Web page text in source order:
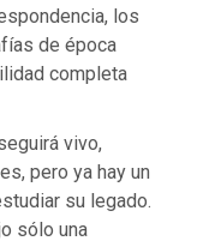
los
de época
completa
vivo,
pero ya hay un
su legado.
sólo una